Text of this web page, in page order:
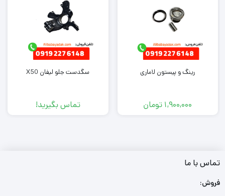
رینگ و پیستون لاماری
1,900,000 تومان
سگدست جلو لیفان X50
تماس بگیرید!
تماس با ما
فروش: